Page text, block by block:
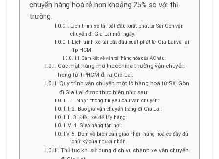
chuyển hàng hoá rẻ hơn khoảng 25% so với thị
trường.
Lịch trình xe tải bắt đầu xuất phát từ Sài Gòn vận
chuyển đi Gia Lai mỗi ngày:
Lịch trình xe tải bắt đầu xuất phát từ Gia Lai về lại
Tp HCM:
Cam kết về vận tải hàng hóa của Á Châu:
Các mặt hàng mà Indochina thường vận chuyển
hàng từ TPHCM đi ra Gia Lai:
Quy trình vận chuyển một lô hàng hoá từ Sài Gòn
đi Gia Lai được thực hiện như sau:
1. Nhận thông tin yêu cầu vận chuyển:
2. Báo giá vận chuyển hàng đi Gia Lai:
3. Điều xe để lấy hàng:
4. Giao hàng tận nơi:
5. Đem về biên bản giao nhận hàng hoá có đầy đủ
chữ ký của người nhận.
Thủ tục khi sử dụng dịch vụ chành xe vận chuyển